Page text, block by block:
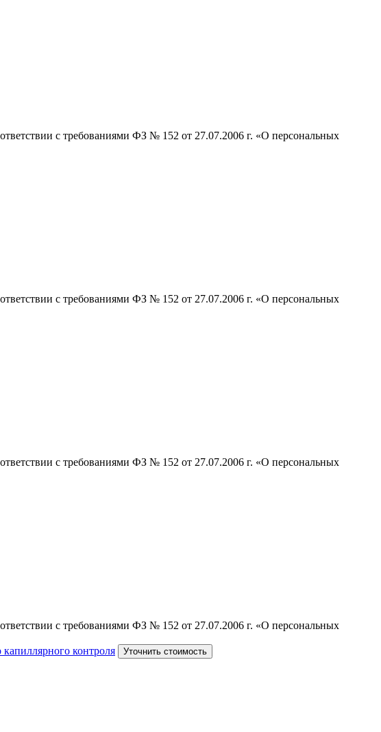
с требованиями ФЗ № 152 от 27.07.2006 г. «О персональных
с требованиями ФЗ № 152 от 27.07.2006 г. «О персональных
с требованиями ФЗ № 152 от 27.07.2006 г. «О персональных
с требованиями ФЗ № 152 от 27.07.2006 г. «О персональных
контроля
Уточнить стоимость